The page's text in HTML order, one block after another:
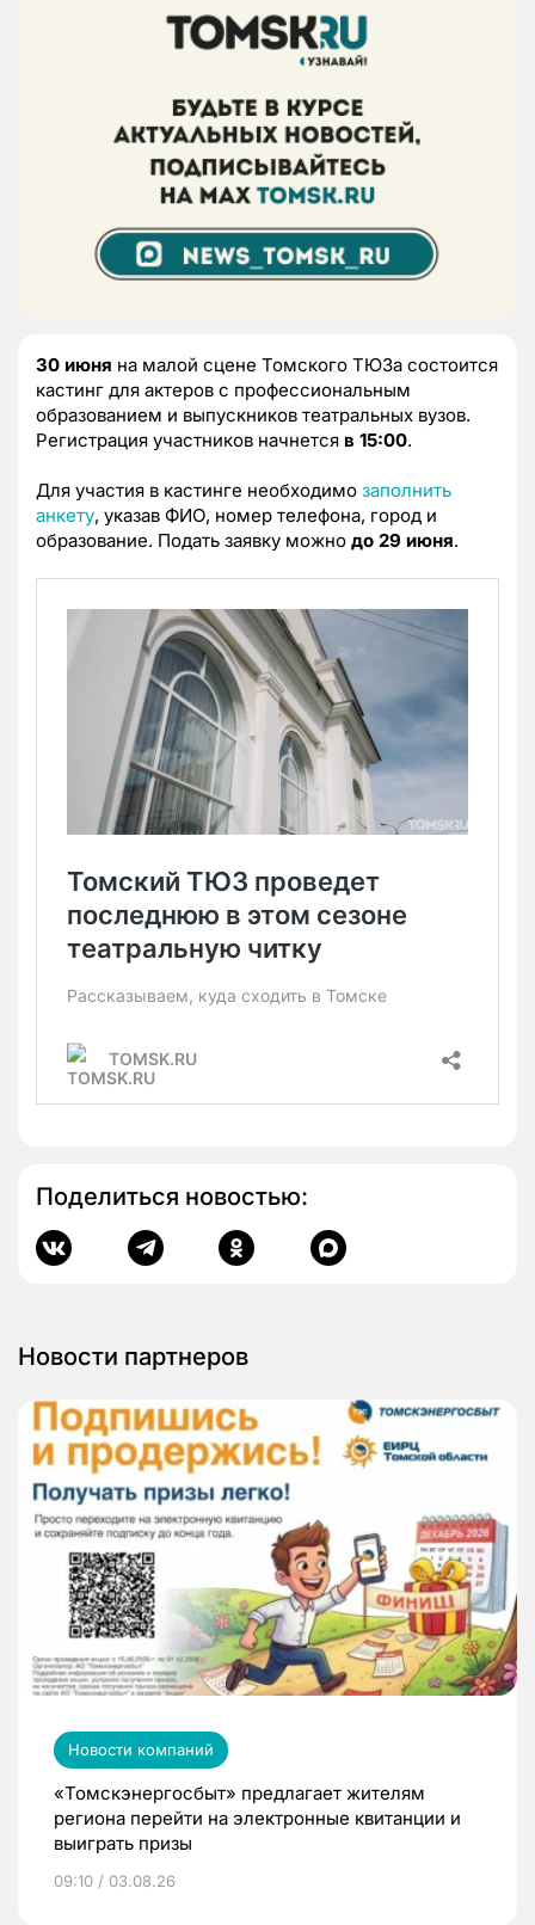
30 июня на малой сцене Томского ТЮЗа состоится
кастинг для актеров с профессиональным
образованием и выпускников театральных вузов.
Регистрация участников начнется в 15:00.
Для участия в кастинге необходимо заполнить
анкету, указав ФИО, номер телефона, город и
образование. Подать заявку можно до 29 июня.
Поделиться новостью:
Новости партнеров
Новости компаний
«Томскэнергосбыт» предлагает жителям
региона перейти на электронные квитанции и
выиграть призы
09:10 / 03.08.26